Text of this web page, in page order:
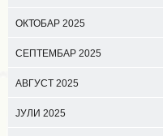
ОКТОБАР 2025
СЕПТЕМБАР 2025
АВГУСТ 2025
ЈУЛИ 2025